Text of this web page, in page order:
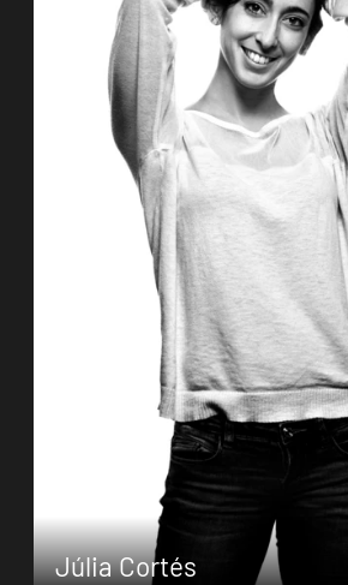
Studium an der Hochschule
Darstellende Kunst Mannheim
Zum Porträt
Júlia Cortés